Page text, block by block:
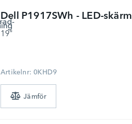
Dell P1917SWh - LED-skärm
19"
Artikelnr: 0KHD9